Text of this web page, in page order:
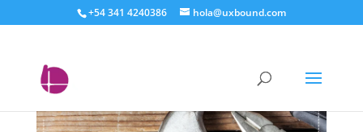
+54 341 4240386 hola@uxbound.com